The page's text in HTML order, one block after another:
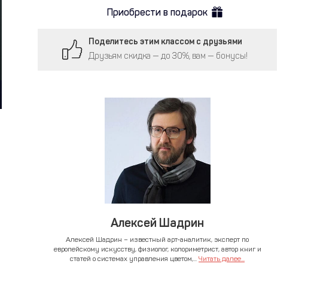
Приобрести в подарок
Поделитесь этим классом с друзьями
Друзьям скидка — до 30%, вам — бонусы!
Алексей Шадрин
Алексей Шадрин – известный арт-аналитик, эксперт по
европейскому искусству, физиолог, колориметрист, автор книг и
статей о системах управления цветом,... Читать далее...